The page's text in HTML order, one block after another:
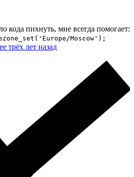
кода пихнуть, мне всегда помогает:
Moscow');
трёх лет назад